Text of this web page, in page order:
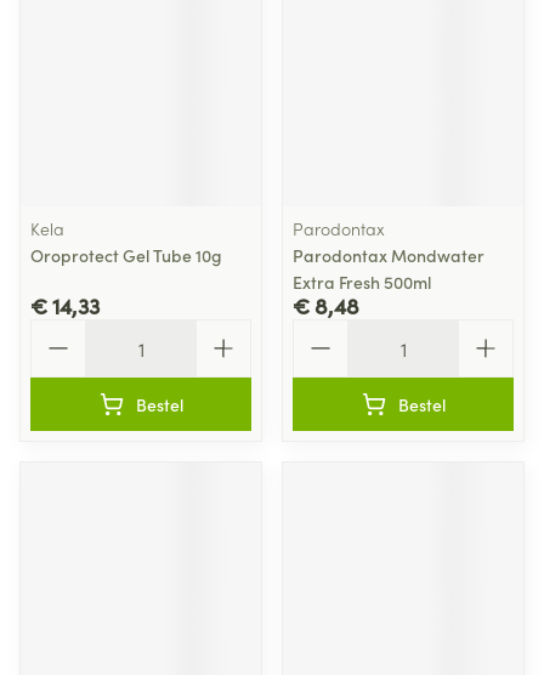
Kela
Oroprotect Gel Tube 10g
€ 14,33
Bestel
Parodontax
Parodontax Mondwater
Extra Fresh 500ml
€ 8,48
Bestel